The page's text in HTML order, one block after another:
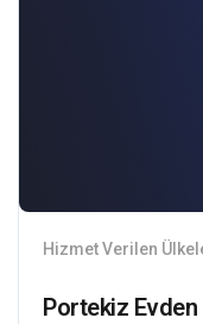
Hizmet Verilen
Portekiz